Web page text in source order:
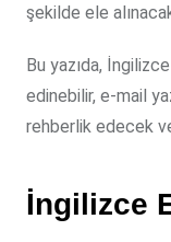
şekilde ele
Bu yazıda,
edinebilir, e-mail
rehberlik edecek
İngilizce